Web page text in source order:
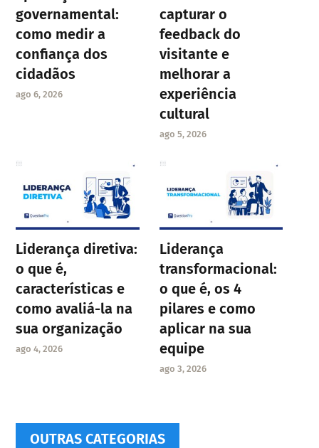
governamental:
como medir a
confiança dos
cidadãos
ago 6, 2026
capturar o
feedback do
visitante e
melhorar a
experiência
cultural
ago 5, 2026
Liderança diretiva:
o que é,
características e
como avaliá-la na
sua organização
ago 4, 2026
Liderança
transformacional:
o que é, os 4
pilares e como
aplicar na sua
equipe
ago 3, 2026
OUTRAS CATEGORIAS